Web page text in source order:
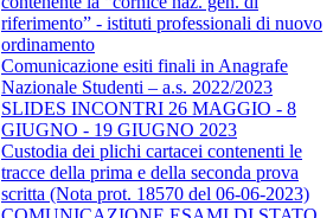
riferimento” - istituti professionali di nuovo
ordinamento
Comunicazione esiti finali in Anagrafe
Nazionale Studenti – a.s. 2022/2023
SLIDES INCONTRI 26 MAGGIO - 8
GIUGNO - 19 GIUGNO 2023
Custodia dei plichi cartacei contenenti le
tracce della prima e della seconda prova
scritta (Nota prot. 18570 del 06-06-2023)